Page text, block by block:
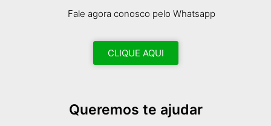
Fale agora conosco pelo Whatsapp
CLIQUE AQUI
Queremos te ajudar